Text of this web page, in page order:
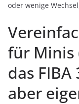
oder wenige
für Minis
das FIBA
aber